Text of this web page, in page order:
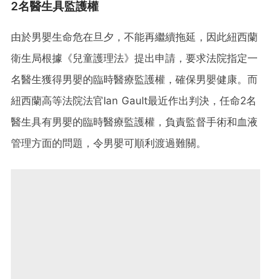
2名醫生具監護權
由於男嬰生命危在旦夕，不能再繼續拖延，因此紐西蘭
衛生局根據《兒童護理法》提出申請，要求法院指定一
名醫生獲得男嬰的臨時醫療監護權，確保男嬰健康。而
紐西蘭高等法院法官Ian Gault最近作出判決，任命2名
醫生具有男嬰的臨時醫療監護權，負責監督手術和血液
管理方面的問題，令男嬰可順利渡過難關。